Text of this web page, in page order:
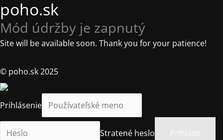
poho.sk
Mód údržby je zapnutý
Site will be available soon. Thank you for your patience!
© poho.sk 2025
Prihlásenie
Stratené heslo